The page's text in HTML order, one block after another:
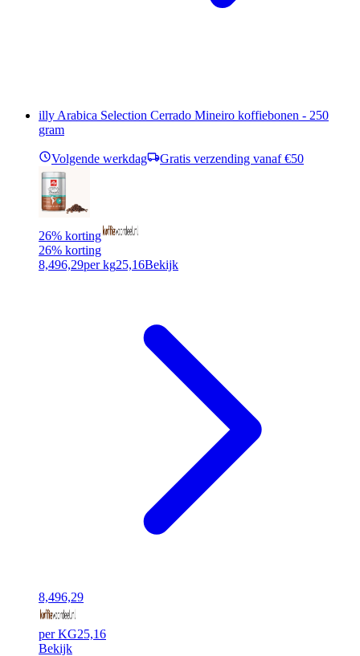
illy Arabica Selection Cerrado Mineiro koffiebonen - 250
gram
Volgende werkdag Gratis verzending vanaf €50
26% korting
26% korting
8,496,29per kg25,16Bekijk
8,496,29
per KG25,16
Bekijk